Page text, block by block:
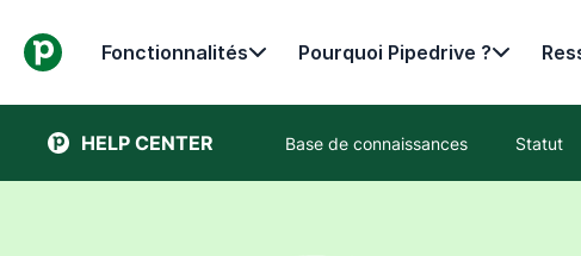
Fonctionnalités Pourquoi Pipedrive ?
HELP CENTER Base de connaissances Statut